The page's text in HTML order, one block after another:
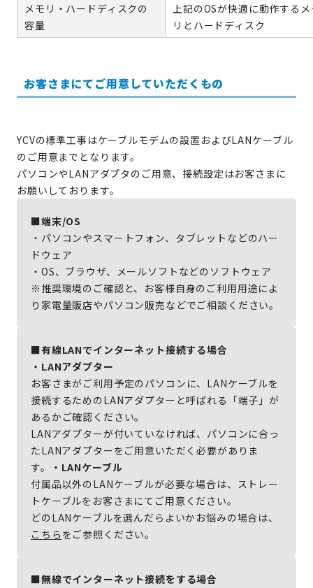
メモリ・ハードディスクの
容量
上記のOSが快適に動作する
リとハードディスク
お客さまにてご用意していただくもの
YCVの標準工事はケーブルモデムの設置およびLANケーブル
のご用意までとなります。
パソコンやLANアダプタのご用意、接続設定はお客さまに
お願いしております。
■端末/OS
・パソコンやスマートフォン、タブレットなどのハー
ドウェア
・OS、ブラウザ、メールソフトなどのソフトウェア
※推奨環境のご確認と、お客様自身のご利用用途によ
り家電量販店やパソコン販売などでご相談ください。
■有線LANでインターネット接続する場合
・LANアダプター
お客さまがご利用予定のパソコンに、LANケーブルを
接続するためのLANアダプターと呼ばれる「端子」が
あるかご確認ください。
LANアダプターが付いていなければ、パソコンに合っ
たLANアダプターをご用意いただく必要がありま
す。
・LANケーブル
付属品以外のLANケーブルが必要な場合は、ストレー
トケーブルをお客さまにてご用意ください。
どのLANケーブルを選んだらよいかお悩みの場合は、
こちら をご参照ください。
■無線でインターネット接続をする場合